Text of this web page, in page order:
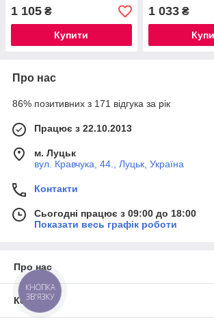
1 105 ₴
Купити
1 033₴
Про нас
86% позитивних з 171 відгука за рік
Працює з 22.10.2013
м. Луцьк
вул. Кравчука, 44., Луцьк, Україна
Контакти
Сьогодні працює з 09:00 до 18:00
Показати весь графік роботи
Про нас
Контакти
КНОПКА
ЗВ'ЯЗКУ